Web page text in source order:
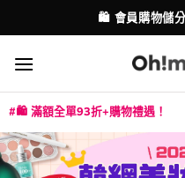
to
content
💳 支援消費券、FPS、
🛍️ 滿額全單93折+購物禮遇！